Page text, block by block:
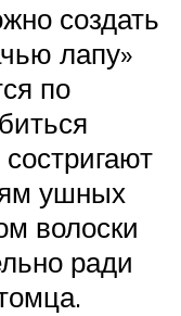
создать
лапу»
по
ушных
волоски
ради